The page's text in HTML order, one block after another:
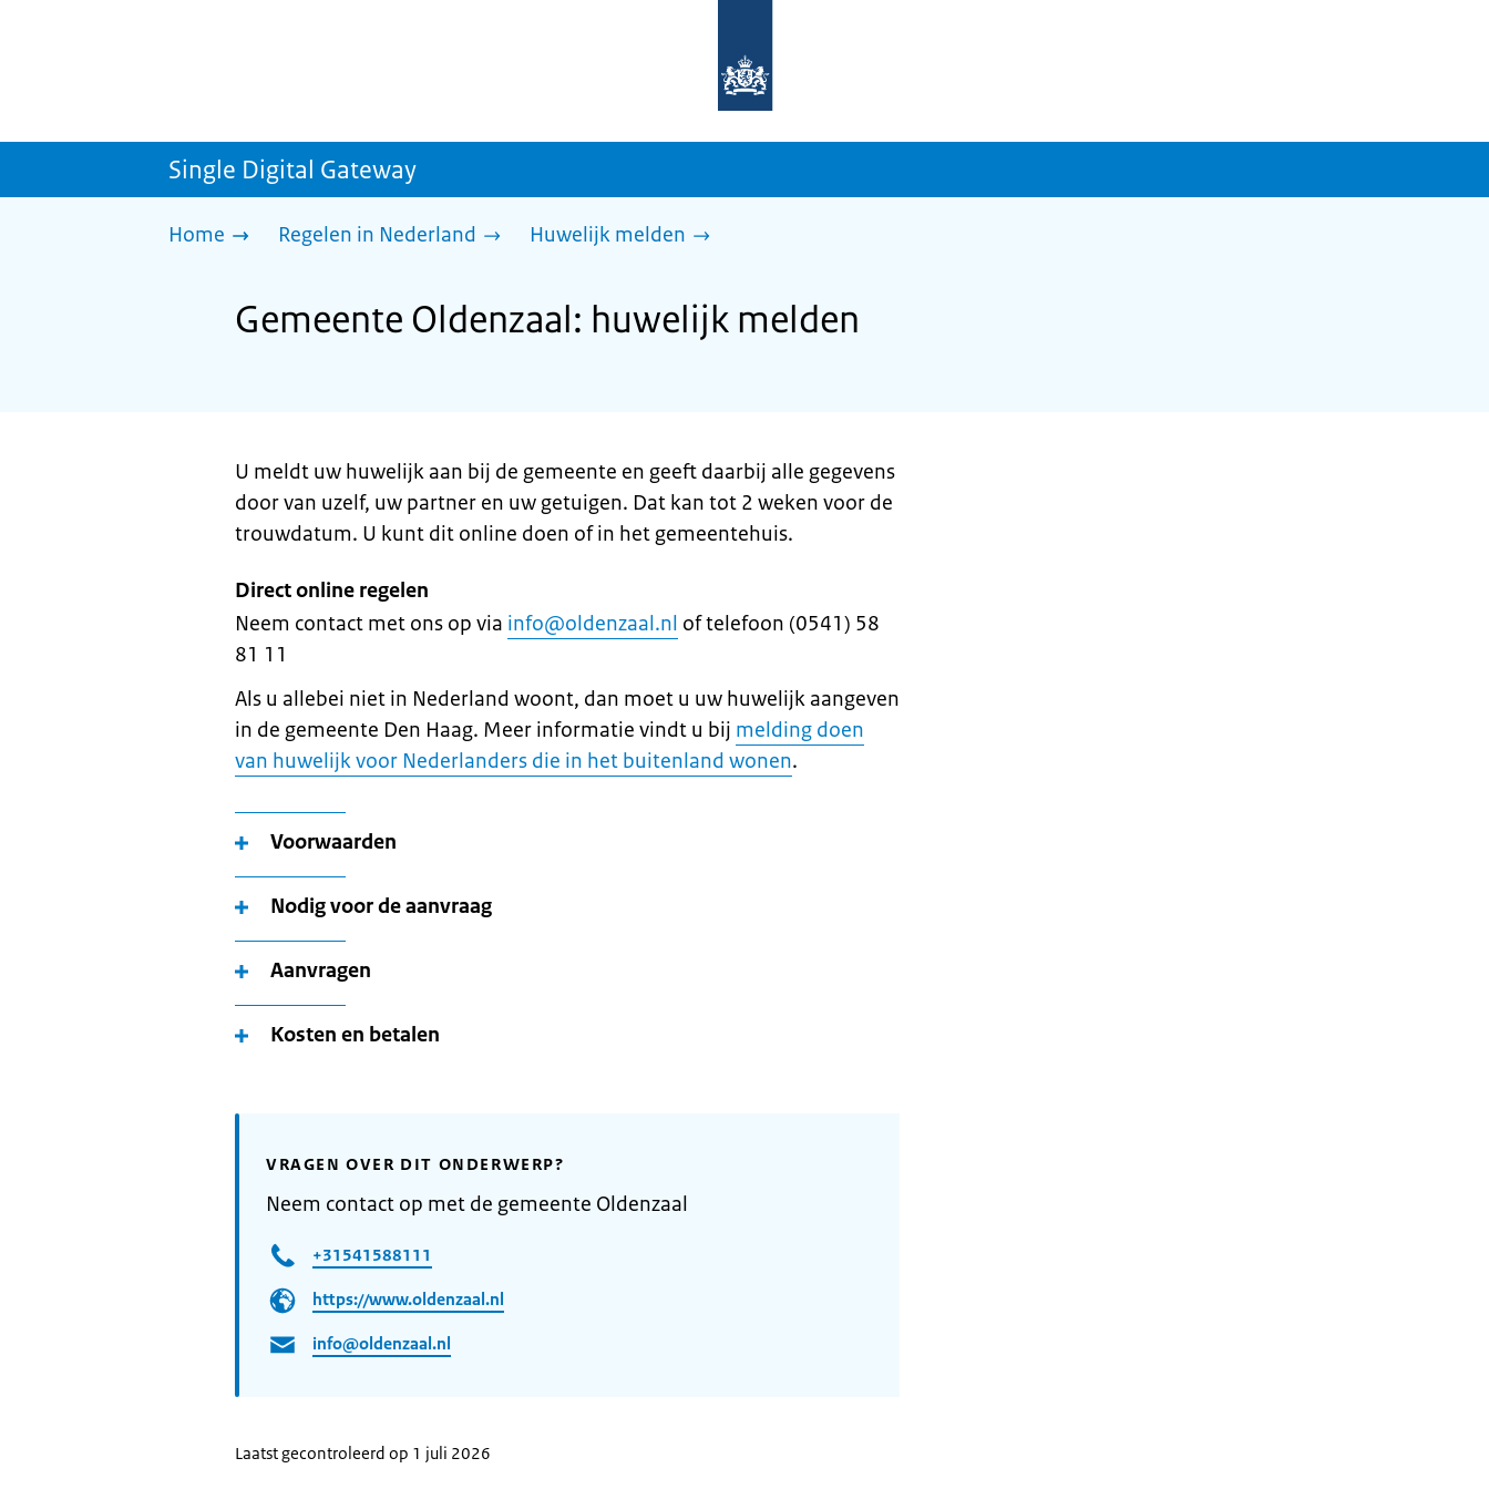
homepage
sdg.rijksoverheid.nl
Single Digital Gateway
Home Regelen in Nederland Huwelijk melden
Gemeente Oldenzaal: huwelijk melden
U meldt uw huwelijk aan bij de gemeente en geeft daarbij alle gegevens
door van uzelf, uw partner en uw getuigen. Dat kan tot 2 weken voor de
trouwdatum. U kunt dit online doen of in het gemeentehuis.
Direct online regelen
Neem contact met ons op via info@oldenzaal.nl of telefoon (0541) 58
81 11
Als u allebei niet in Nederland woont, dan moet u uw huwelijk aangeven
in de gemeente Den Haag. Meer informatie vindt u bij melding doen
van huwelijk voor Nederlanders die in het buitenland wonen.
Voorwaarden
Nodig voor de aanvraag
Aanvragen
Kosten en betalen
VRAGEN OVER DIT ONDERWERP?
Neem contact op met de gemeente Oldenzaal
+31541588111
https://www.oldenzaal.nl
info@oldenzaal.nl
Laatst gecontroleerd op 1 juli 2026